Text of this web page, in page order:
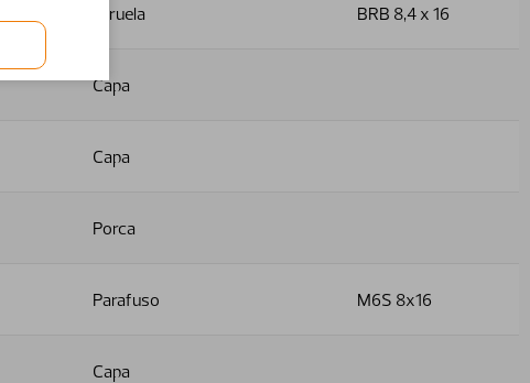
Arruela BRB 8,4 x 16
Capa
Capa
Porca
Parafuso M6S 8x16
Capa